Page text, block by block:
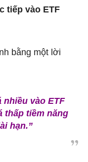
tiếp vào ETF
bằng một lời
vào ETF
thấp tiềm năng
hạn.”